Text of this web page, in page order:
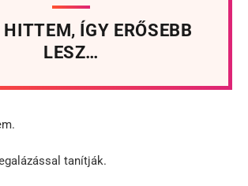
ÍGY ERŐSEBB
LESZ…
tanítják.